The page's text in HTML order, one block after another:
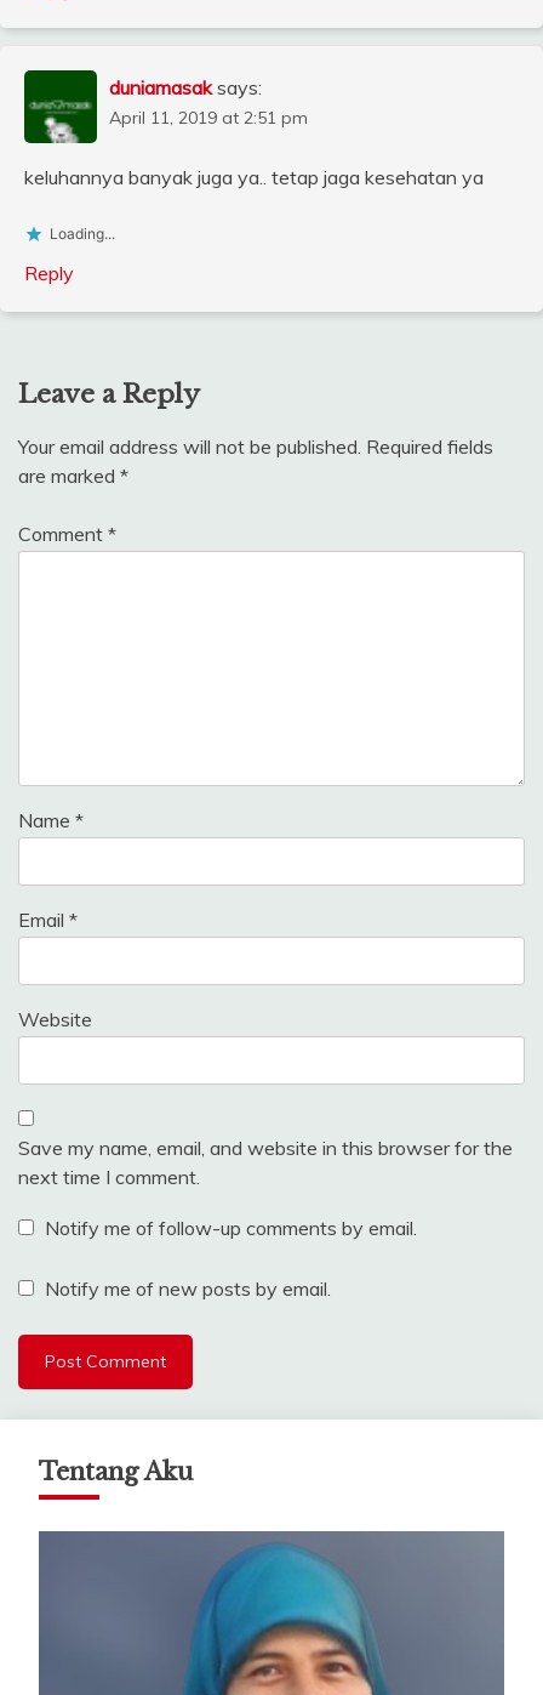
duniamasak says:
April 11, 2019 at 2:51 pm
keluhannya banyak juga ya.. tetap jaga kesehatan ya
Loading...
Reply
Leave a Reply
Your email address will not be published. Required fields
are marked *
Comment *
Name *
Email *
Website
Save my name, email, and website in this browser for the
next time I comment.
Notify me of follow-up comments by email.
Notify me of new posts by email.
Tentang Aku